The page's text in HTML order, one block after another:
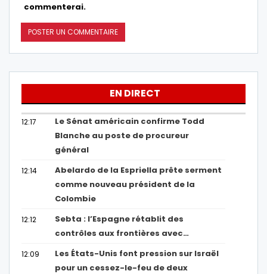
commenterai.
EN DIRECT
12:17
Le Sénat américain confirme Todd
Blanche au poste de procureur
général
12:14
Abelardo de la Espriella prête serment
comme nouveau président de la
Colombie
12:12
Sebta : l’Espagne rétablit des
contrôles aux frontières avec…
12:09
Les États-Unis font pression sur Israël
pour un cessez-le-feu de deux